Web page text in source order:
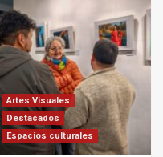
Artes Visuales
Destacados
Espacios culturales